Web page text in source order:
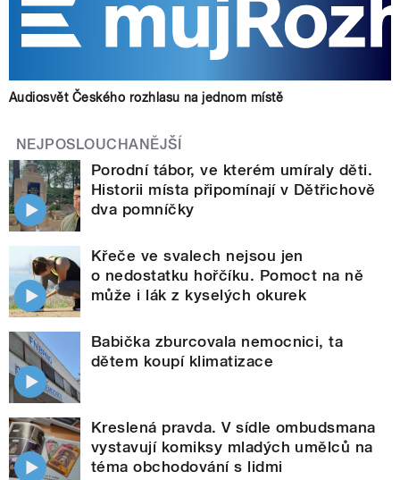
Audiosvět Českého rozhlasu na jednom místě
NEJPOSLOUCHANĚJŠÍ
Porodní tábor, ve kterém umíraly děti.
Historii místa připomínají v Dětřichově
dva pomníčky
Křeče ve svalech nejsou jen
o nedostatku hořčíku. Pomoct na ně
může i lák z kyselých okurek
Babička zburcovala nemocnici, ta
dětem koupí klimatizace
Kreslená pravda. V sídle ombudsmana
vystavují komiksy mladých umělců na
téma obchodování s lidmi